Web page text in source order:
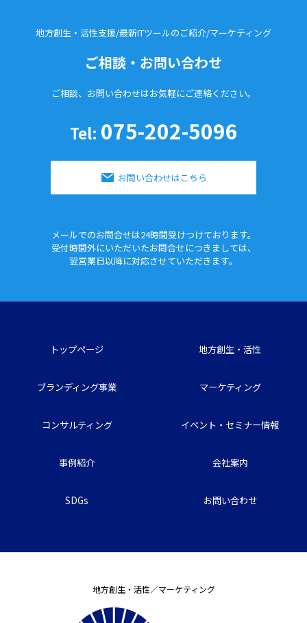
地方創生・活性支援/最新ITツールのご紹介/マーケティング
ご相談・お問い合わせ
ご相談、お問い合わせはお気軽にご連絡ください。
Tel: 075-202-5096
お問い合わせはこちら
メールでのお問合せは24時間受けつけております。
受付時間外にいただいたお問合せにつきましては、
翌営業日以降に対応させていただきます。
トップページ 地方創生・活性
ブランディング事業 マーケティング
コンサルティング イベント・セミナー情報
事例紹介 会社案内
SDGs お問い合わせ
地方創生・活性／マーケティング